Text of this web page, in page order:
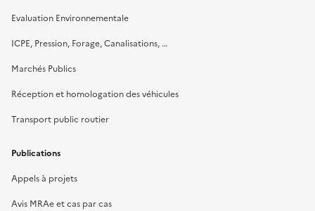
Evaluation Environnementale
ICPE, Pression, Forage, Canalisations, …
Marchés Publics
Réception et homologation des véhicules
Transport public routier
Publications
Appels à projets
Avis MRAe et cas par cas